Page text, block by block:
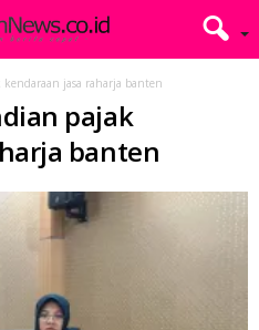
jasa raharja banten
pajak
banten